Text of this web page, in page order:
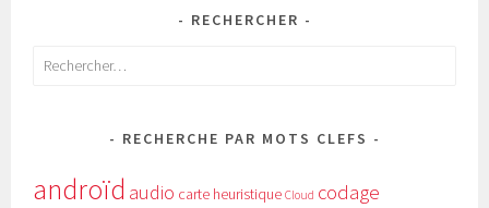
RECHERCHER
Rechercher :
RECHERCHE PAR MOTS CLEFS
androïd audio carte heuristique Cloud codage